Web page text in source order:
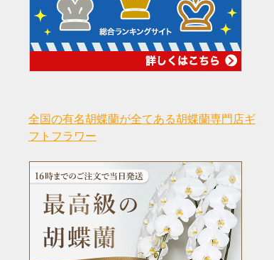
全国の有名胡蝶蘭が全てある胡蝶蘭専門店ギ
フトフラワー